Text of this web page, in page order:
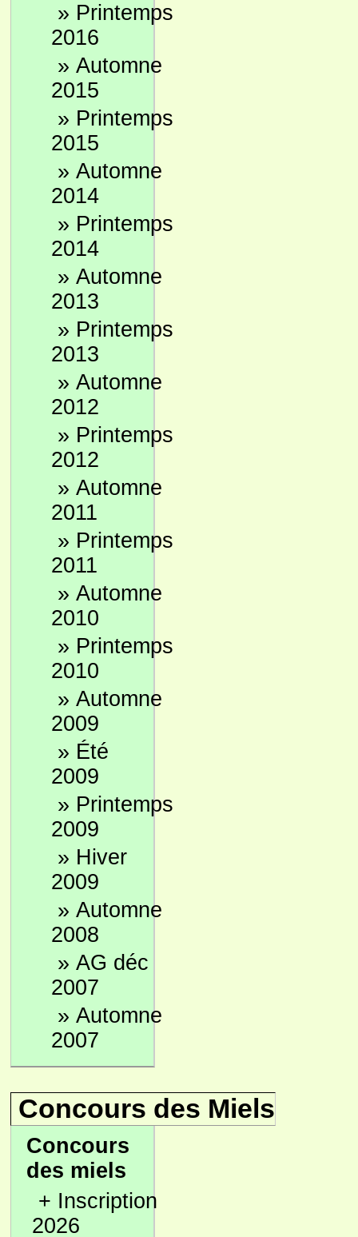
» Printemps
2016
» Automne
2015
» Printemps
2015
» Automne
2014
» Printemps
2014
» Automne
2013
» Printemps
2013
» Automne
2012
» Printemps
2012
» Automne
2011
» Printemps
2011
» Automne
2010
» Printemps
2010
» Automne
2009
» Été
2009
» Printemps
2009
» Hiver
2009
» Automne
2008
» AG déc
2007
» Automne
2007
Concours des Miels
Concours
des miels
+ Inscription
2026